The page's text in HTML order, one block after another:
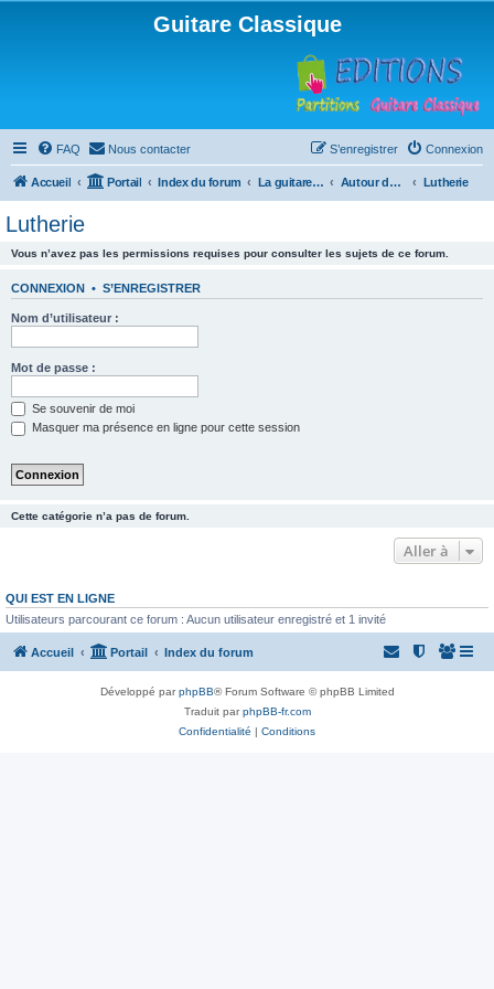
Guitare Classique
FAQ Nous contacter Connexion
S’enregistrer
Accueil Portail Index du forum La guitare : instrument, cours et théorie Autour de la guitare Lutherie
Lutherie
Vous n’avez pas les permissions requises pour consulter les sujets de ce forum.
CONNEXION • S’ENREGISTRER
Nom d’utilisateur :
Mot de passe :
Se souvenir de moi
Masquer ma présence en ligne pour cette session
Cette catégorie n’a pas de forum.
Aller à
QUI EST EN LIGNE
Utilisateurs parcourant ce forum : Aucun utilisateur enregistré et 1 invité
Accueil Portail Index du forum
Développé parphpBB® Forum Software © phpBB Limited
Traduit parphpBB-fr.com
Confidentialité | Conditions